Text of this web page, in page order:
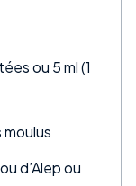
ou 5 ml (1
moulus
d’Alep ou